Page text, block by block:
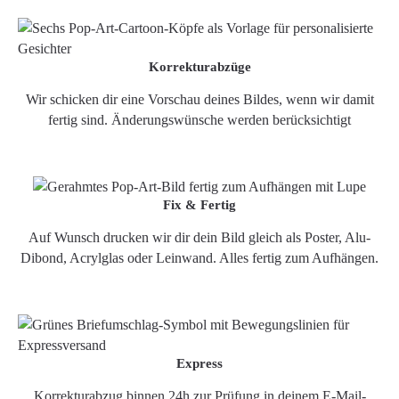
Korrekturabzüge
Wir schicken dir eine Vorschau deines Bildes, wenn wir damit
fertig sind. Änderungswünsche werden berücksichtigt
Fix & Fertig
Auf Wunsch drucken wir dir dein Bild gleich als Poster, Alu-
Dibond, Acrylglas oder Leinwand. Alles fertig zum Aufhängen.
Express
Korrekturabzug binnen 24h zur Prüfung in deinem E-Mail-